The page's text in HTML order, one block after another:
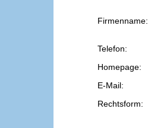
Firmenname:
Telefon:
Homepage:
E-Mail:
Rechtsform: